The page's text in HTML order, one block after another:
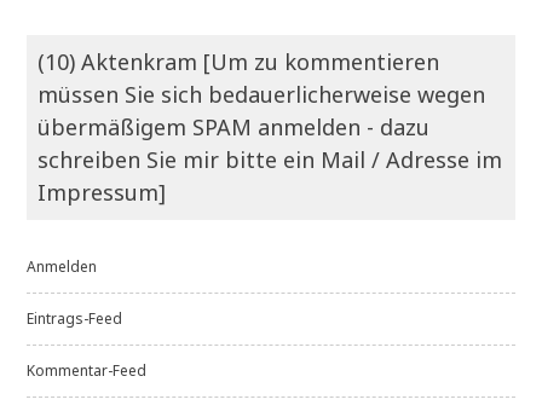
(10) Aktenkram [Um zu kommentieren
müssen Sie sich bedauerlicherweise wegen
übermäßigem SPAM anmelden - dazu
schreiben Sie mir bitte ein Mail / Adresse im
Impressum]
Anmelden
Eintrags-Feed
Kommentar-Feed